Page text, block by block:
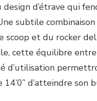
design d’étrave qui
subtile
scoop et du rocker
cette équilibre
d’utilisation
d’atteindre son